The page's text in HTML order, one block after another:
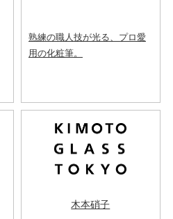
熟練の職人技が光る、プロ愛
用の化粧筆。
木本硝子